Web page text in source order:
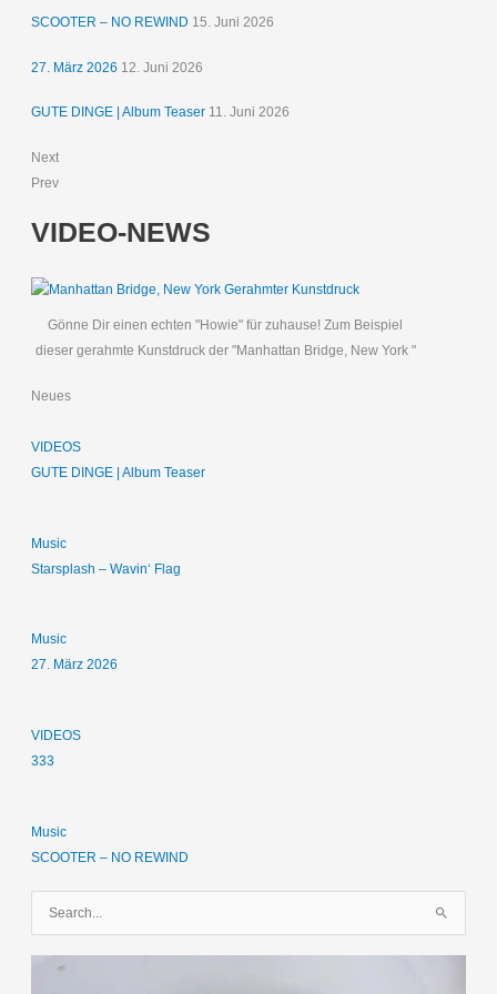
SCOOTER – NO REWIND 15. Juni 2026
27. März 2026 12. Juni 2026
GUTE DINGE | Album Teaser 11. Juni 2026
Next
Prev
VIDEO-NEWS
Gönne Dir einen echten "Howie" für zuhause! Zum Beispiel
dieser gerahmte Kunstdruck der "Manhattan Bridge, New York "
Neues
VIDEOS
GUTE DINGE | Album Teaser
Music
Starsplash – Wavin‘ Flag
Music
27. März 2026
VIDEOS
333
Music
SCOOTER – NO REWIND
c